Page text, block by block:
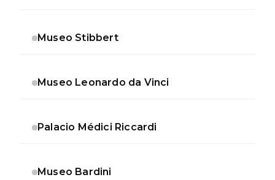
Museo Stibbert
Museo Leonardo da Vinci
Palacio Médici Riccardi
Museo Bardini